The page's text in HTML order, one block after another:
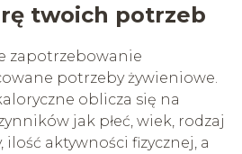
twoich potrzeb
zapotrzebowanie
potrzeby żywieniowe.
oblicza się na
jak płeć, wiek, rodzaj
aktywności fizycznej, a